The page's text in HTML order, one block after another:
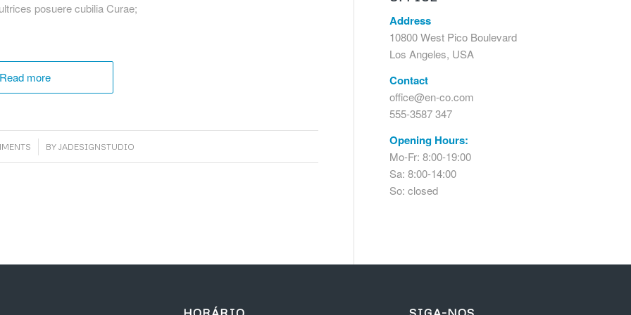
posuere cubilia Curae;
Read more
BY JADESIGNSTUDIO
Address
10800 West Pico Boulevard
Los Angeles, USA
Contact
office@en-co.com
555-3587 347
Opening Hours:
Mo-Fr: 8:00-19:00
Sa: 8:00-14:00
So: closed